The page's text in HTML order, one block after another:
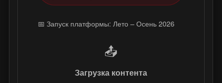
📅 Запуск платформы: Лето – Осень 2026
📤
Загрузка контента